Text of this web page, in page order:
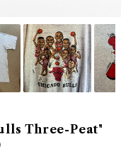
Three-Peat"